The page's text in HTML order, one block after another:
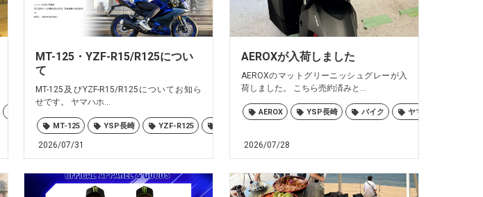
MT-125・YZF-R15/R125につい
て
MT-125及びYZF-R15/R125についてお知ら
せです。 ヤマハホ...
MT-125 YSP長崎 YZF-R125
2026/07/31
AEROXが入荷しました
AEROXのマットグリーニッシュグレーが入
荷しました。 こちら売約済みと...
AEROX YSP長崎 バイク ヤマハ
2026/07/28